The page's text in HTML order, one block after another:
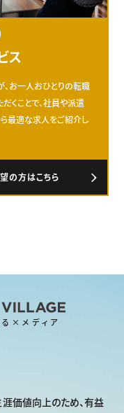
ス
、お一人おひとりの転職
くことで、社員や派遣
最適な求人をご紹介し
の方はこちら
×メディア
価値向上のため、有益